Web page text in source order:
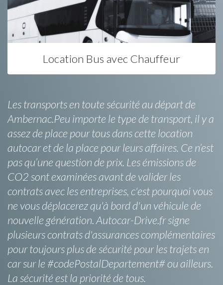
Location Bus avec Chauffeur
Les transports en toute sécurité au départ de
Ambernac.Peu importe le type de transport, il y a
assez de place pour tous dans cette location
autocar et de la place pour leurs affaires. Ce n’est
pas qu’une question de prix. Les émissions de
CO2 sont examinées avant de valider les
contrats avec les entreprises, c'est pourquoi vous
ne vous déplacerez qu'à bord d'un véhicule de
nouvelle génération. Autocar-Drive.fr signe
plusieurs contrats d'assurances complémentaires
pour toujours plus de sécurité pour les trajets en
car sur le #codePostalDepartement# ou ailleurs.
La sécurité est la priorité de tous.